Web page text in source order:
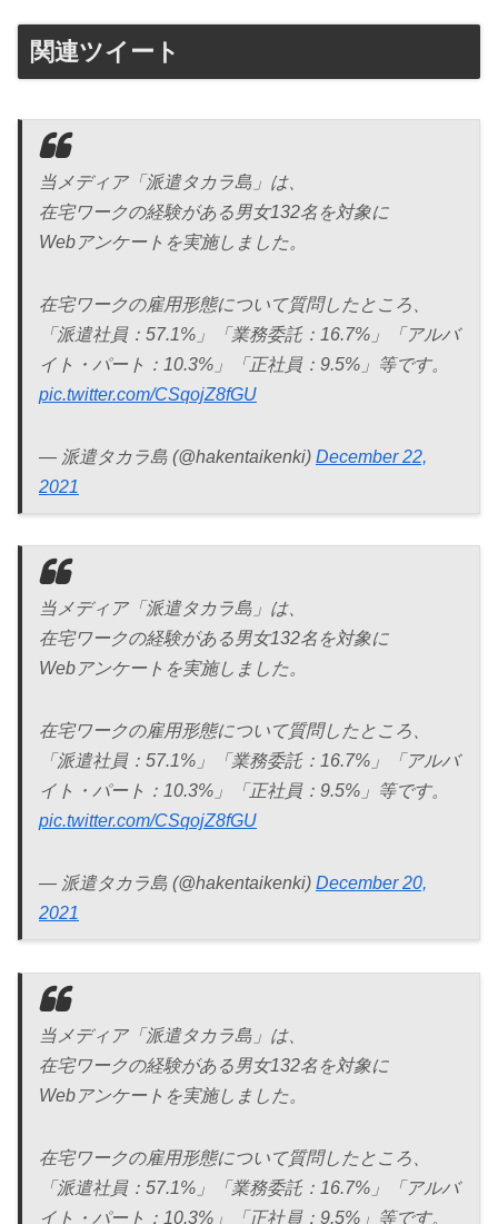
関連ツイート
当メディア「派遣タカラ島」は、
在宅ワークの経験がある男女132名を対象に
Webアンケートを実施しました。
在宅ワークの雇用形態について質問したところ、
「派遣社員：57.1%」「業務委託：16.7%」「アルバ
イト・パート：10.3%」「正社員：9.5%」等です。
pic.twitter.com/CSqojZ8fGU
— 派遣タカラ島 (@hakentaikenki) December 22,
2021
当メディア「派遣タカラ島」は、
在宅ワークの経験がある男女132名を対象に
Webアンケートを実施しました。
在宅ワークの雇用形態について質問したところ、
「派遣社員：57.1%」「業務委託：16.7%」「アルバ
イト・パート：10.3%」「正社員：9.5%」等です。
pic.twitter.com/CSqojZ8fGU
— 派遣タカラ島 (@hakentaikenki) December 20,
2021
当メディア「派遣タカラ島」は、
在宅ワークの経験がある男女132名を対象に
Webアンケートを実施しました。
在宅ワークの雇用形態について質問したところ、
「派遣社員：57.1%」「業務委託：16.7%」「アルバ
イト・パート：10.3%」「正社員：9.5%」等です。